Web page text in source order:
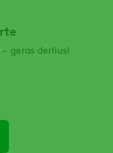
geras derlius!